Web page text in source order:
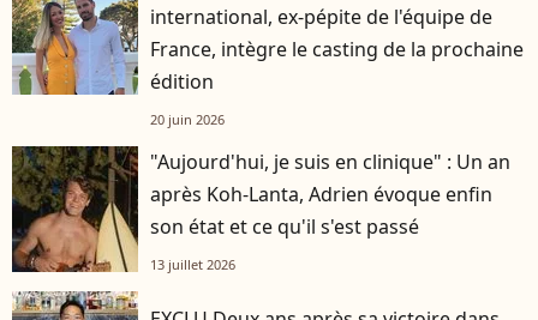
international, ex-pépite de l'équipe de
France, intègre le casting de la prochaine
édition
20 juin 2026
"Aujourd'hui, je suis en clinique" : Un an
après Koh-Lanta, Adrien évoque enfin
son état et ce qu'il s'est passé
13 juillet 2026